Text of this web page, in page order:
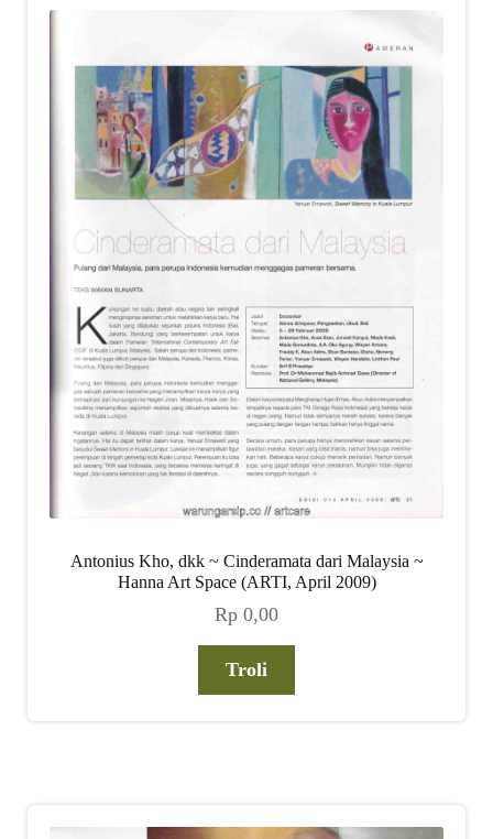
Antonius Kho, dkk ~ Cinderamata dari Malaysia ~
Hanna Art Space (ARTI, April 2009)
Rp 0,00
Troli